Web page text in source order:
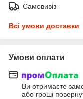
Самовивіз
Всі умови доставки
Умови оплати
Ви отримаєте
або гроші